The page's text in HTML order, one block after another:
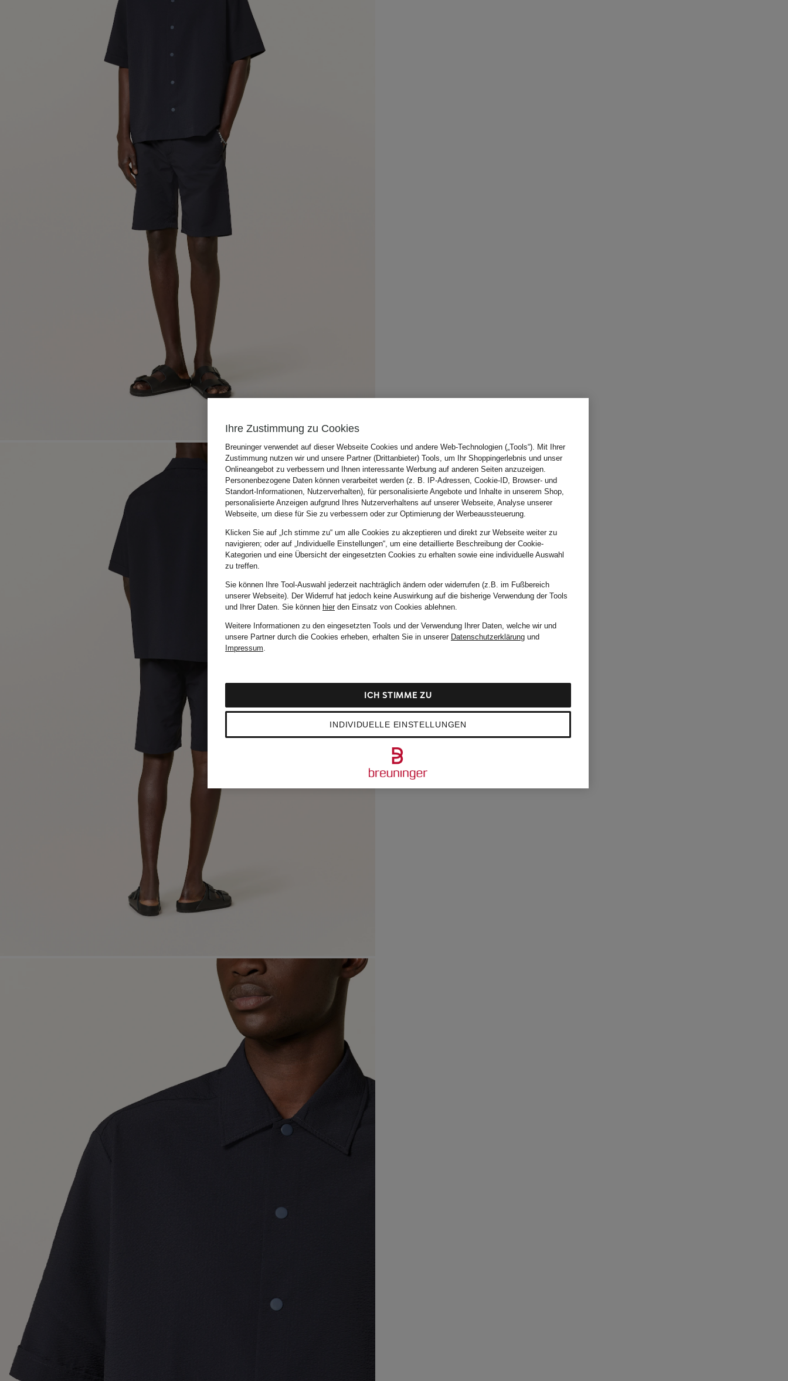
Ihre Zustimmung zu Cookies
Breuninger verwendet auf dieser Webseite Cookies und andere Web-Technologien („Tools“). Mit Ihrer
Zustimmung nutzen wir und unsere Partner (Drittanbieter) Tools, um Ihr Shoppingerlebnis und unser
Onlineangebot zu verbessern und Ihnen interessante Werbung auf anderen Seiten anzuzeigen.
Personenbezogene Daten können verarbeitet werden (z. B. IP-Adressen, Cookie-ID, Browser- und
Standort-Informationen, Nutzerverhalten), für personalisierte Angebote und Inhalte in unserem Shop,
personalisierte Anzeigen aufgrund Ihres Nutzerverhaltens auf unserer Webseite, Analyse unserer
Webseite, um diese für Sie zu verbessern oder zur Optimierung der Werbeaussteuerung.
Klicken Sie auf „Ich stimme zu“ um alle Cookies zu akzeptieren und direkt zur Webseite weiter zu
navigieren; oder auf „Individuelle Einstellungen“, um eine detaillierte Beschreibung der Cookie-
Kategorien und eine Übersicht der eingesetzten Cookies zu erhalten sowie eine individuelle Auswahl
zu treffen.
Sie können Ihre Tool-Auswahl jederzeit nachträglich ändern oder widerrufen (z.B. im Fußbereich
unserer Webseite). Der Widerruf hat jedoch keine Auswirkung auf die bisherige Verwendung der Tools
und Ihrer Daten. Sie können hierden Einsatz von Cookies ablehnen.
Weitere Informationen zu den eingesetzten Tools und der Verwendung Ihrer Daten, welche wir und
unsere Partner durch die Cookies erheben, erhalten Sie in unserer Datenschutzerklärung und
Impressum.
INDIVIDUELLE EINSTELLUNGEN
ICH STIMME ZU